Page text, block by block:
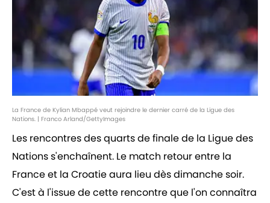
La France de Kylian Mbappé veut rejoindre le dernier carré de la Ligue des
Nations. | Franco Arland/GettyImages
Les rencontres des quarts de finale de la Ligue des
Nations s'enchaînent. Le match retour entre la
France et la Croatie aura lieu dès dimanche soir.
C'est à l'issue de cette rencontre que l'on connaîtra